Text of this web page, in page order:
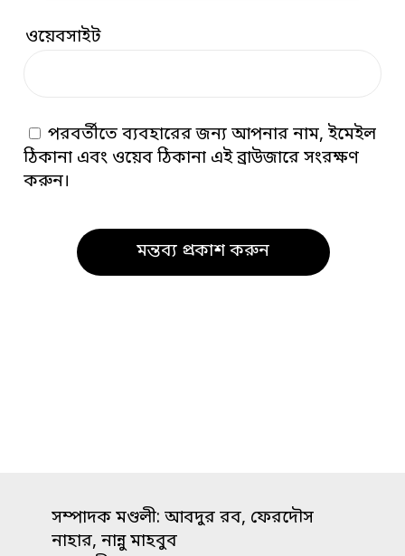
ওয়েবসাইট
পরবর্তীতে ব্যবহারের জন্য আপনার নাম, ইমেইল
ঠিকানা এবং ওয়েব ঠিকানা এই ব্রাউজারে সংরক্ষণ
করুন।
সম্পাদক মণ্ডলী: আবদুর রব, ফেরদৌস
নাহার, নান্নু মাহবুব